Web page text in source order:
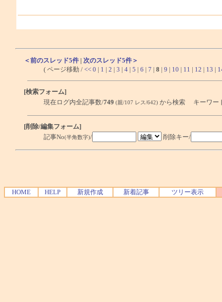
＜前のスレッド5件 | 次のスレッド5件＞
( ページ移動 / << 0 | 1 | 2 | 3 | 4 | 5 | 6 | 7 | 8 | 9 | 10 | 11 | 12 | 13 |
[検索フォーム]
現在ログ内全記事数/749 (親/107 レス/642) から検索 キーワー
[削除/編集フォーム]
記事No(半角数字)/ 削除キー/
HOME HELP 新規作成 新着記事 ツリー表示